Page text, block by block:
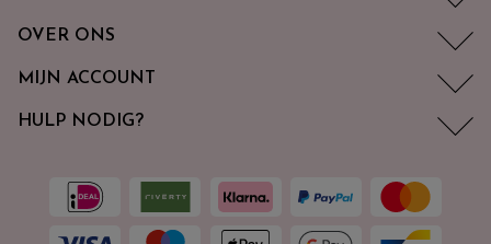
OVER ONS
MIJN ACCOUNT
HULP NODIG?